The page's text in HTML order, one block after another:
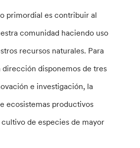
primordial es contribuir al
comunidad haciendo uso
recursos naturales. Para
dirección disponemos de tres
e investigación, la
ecosistemas productivos
de especies de mayor